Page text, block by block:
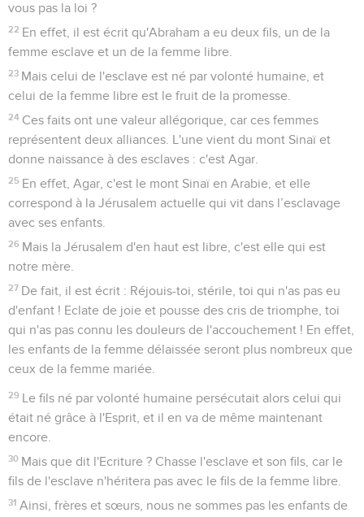
vous pas la loi ?
22 En effet, il est écrit qu'Abraham a eu deux fils, un de la
femme esclave et un de la femme libre.
23 Mais celui de l'esclave est né par volonté humaine, et
celui de la femme libre est le fruit de la promesse.
24 Ces faits ont une valeur allégorique, car ces femmes
représentent deux alliances. L'une vient du mont Sinaï et
donne naissance à des esclaves : c'est Agar.
25 En effet, Agar, c'est le mont Sinaï en Arabie, et elle
correspond à la Jérusalem actuelle qui vit dans l’esclavage
avec ses enfants.
26 Mais la Jérusalem d'en haut est libre, c'est elle qui est
notre mère.
27 De fait, il est écrit : Réjouis-toi, stérile, toi qui n'as pas eu
d'enfant ! Eclate de joie et pousse des cris de triomphe, toi
qui n'as pas connu les douleurs de l'accouchement ! En effet,
les enfants de la femme délaissée seront plus nombreux que
ceux de la femme mariée.
29 Le fils né par volonté humaine persécutait alors celui qui
était né grâce à l'Esprit, et il en va de même maintenant
encore.
30 Mais que dit l'Ecriture ? Chasse l'esclave et son fils, car le
fils de l'esclave n'héritera pas avec le fils de la femme libre.
31 Ainsi, frères et sœurs, nous ne sommes pas les enfants de